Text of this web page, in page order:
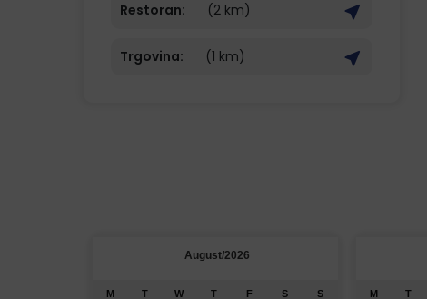
Restoran: (2 km)
Trgovina: (1 km)
August/2026
M T W T F S S M T